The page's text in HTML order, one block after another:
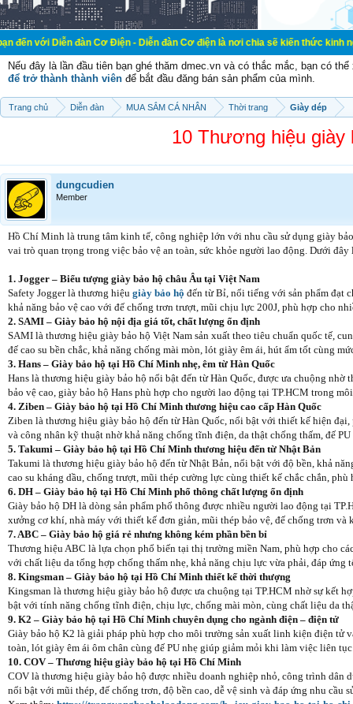
đàn Cơ Điện - Diễn đàn Cơ điện là nơi chia sẽ kiến thức kinh nghiệm
Nếu đây là lần đầu tiên bạn ghé thăm dmec.vn và có thắc mắc, bạn có
để trở thành thành viên để bắt đầu đăng bán sản phẩm của mình.
Trang chủ Diễn đàn MUA SẮM CÁ NHÂN Thời trang Giày dép
10 Thương hiệu giày
dungcudien
Member
Hồ Chí Minh là trung tâm kinh tế, công nghiệp lớn với nhu cầu sử dụng giày
vai trò quan trọng trong việc bảo vệ an toàn, sức khỏe người lao động. Dưới
1. Jogger – Biểu tượng giày bảo hộ châu Âu tại Việt Nam
Safety Jogger là thương hiệu giày bảo hộ đến từ Bỉ, nổi tiếng với sản phẩm đạt
khả năng bảo vệ cao với đế chống trơn trượt, mũi chịu lực 200J, phù hợp cho
2. SAMI – Giày bảo hộ nội địa giá tốt, chất lượng ổn định
SAMI là thương hiệu giày bảo hộ Việt Nam sản xuất theo tiêu chuẩn quốc tế,
đế cao su bền chắc, khả năng chống mài mòn, lót giày êm ái, hút ẩm tốt cùng
3. Hans – Giày bảo hộ tại Hồ Chí Minh nhẹ, êm từ Hàn Quốc
Hans là thương hiệu giày bảo hộ nổi bật đến từ Hàn Quốc, được ưa chuộng
bảo vệ cao, giày bảo hộ Hans phù hợp cho người lao động tại TP.HCM trong
4. Ziben – Giày bảo hộ tại Hồ Chí Minh thương hiệu cao cấp Hàn Quốc
Ziben là thương hiệu giày bảo hộ đến từ Hàn Quốc, nổi bật với thiết kế hiện
và công nhân kỹ thuật nhờ khả năng chống tĩnh điện, da thật chống thấm, đế
5. Takumi – Giày bảo hộ tại Hồ Chí Minh thương hiệu đến từ Nhật Bản
Takumi là thương hiệu giày bảo hộ đến từ Nhật Bản, nổi bật với độ bền, khả
cao su kháng dầu, chống trượt, mũi thép cường lực cùng thiết kế chắc chắn,
6. DH – Giày bảo hộ tại Hồ Chí Minh phổ thông chất lượng ổn định
Giày bảo hộ DH là dòng sản phẩm phổ thông được nhiều người lao động tại
xưởng cơ khí, nhà máy với thiết kế đơn giản, mũi thép bảo vệ, đế chống trơn và
7. ABC – Giày bảo hộ giá rẻ nhưng không kém phần bền bỉ
Thương hiệu ABC là lựa chọn phổ biến tại thị trường miền Nam, phù hợp cho
với chất liệu da tổng hợp chống thấm nhẹ, khả năng chịu lực vừa phải, đáp
8. Kingsman – Giày bảo hộ tại Hồ Chí Minh thiết kế thời thượng
Kingsman là thương hiệu giày bảo hộ được ưa chuộng tại TP.HCM nhờ sự kết
bật với tính năng chống tĩnh điện, chịu lực, chống mài mòn, cùng chất liệu da
9. K2 – Giày bảo hộ tại Hồ Chí Minh chuyên dụng cho ngành điện – điện tử
Giày bảo hộ K2 là giải pháp phù hợp cho môi trường sản xuất linh kiện điện tử
toàn, lót giày êm ái ôm chân cùng đế PU nhẹ giúp giảm mỏi khi làm việc liên
10. COV – Thương hiệu giày bảo hộ tại Hồ Chí Minh
COV là thương hiệu giày bảo hộ được nhiều doanh nghiệp nhỏ, công trình dân
nổi bật với mũi thép, đế chống trơn, độ bền cao, dễ vệ sinh và đáp ứng nhu cầu